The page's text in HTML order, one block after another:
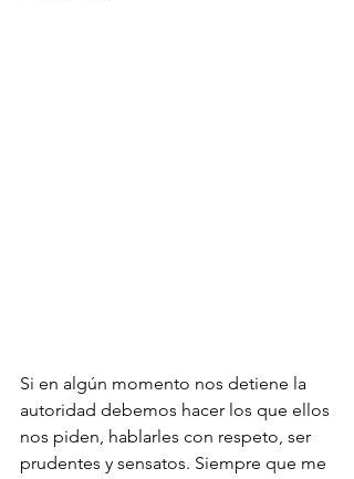
Si en algún momento nos detiene la
autoridad debemos hacer los que ellos
nos piden, hablarles con respeto, ser
prudentes y sensatos. Siempre que me